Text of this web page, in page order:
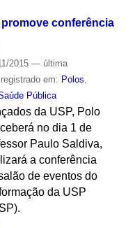
conferência
2015 — última
em: Polos,
Pública
da USP, Polo
no dia 1 de
Paulo Saldiva,
a conferência
de eventos do
da USP